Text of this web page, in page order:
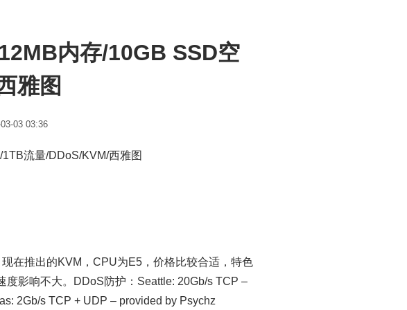
内存/10GB SSD空
雅图
03 03:36
流量/DDoS/KVM/西雅图
在推出的KVM，CPU为E5，价格比较合适，特色
影响不大。DDoS防护：Seattle: 20Gb/s TCP –
2Gb/s TCP + UDP – provided by Psychz